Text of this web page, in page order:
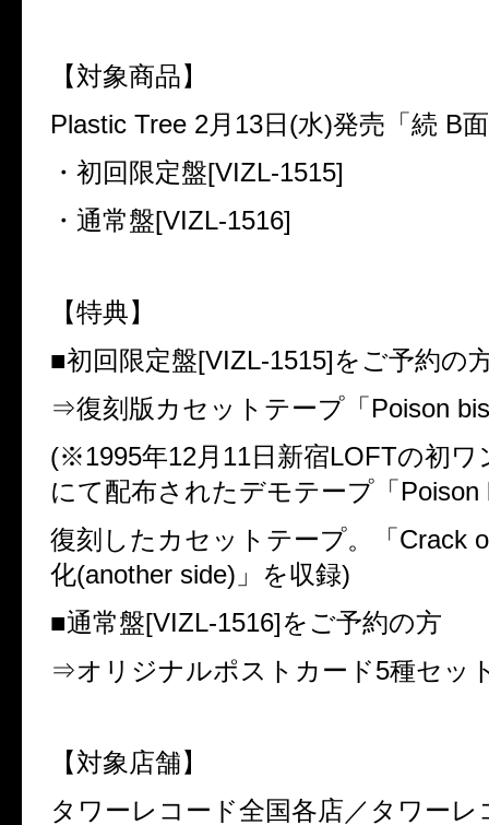
【対象商品】
Plastic Tree 2月 13日 (水)発売「続 B
・初回限定盤[VIZL-1515]
・通常盤[VIZL-1516]
【特典】
■初回限定盤[VIZL-1515]をご予約の
⇒復刻版カセットテープ「 Poison
(※1995年12月 11日新宿LOFTの初ワ
にて配布されたデモテープ「 Poison
復刻したカセットテープ。「 Crack
化(another side) 」を収録)
■通常盤[VIZL-1516]をご予約の方
⇒オリジナルポストカード5種セッ
【対象店舗】
タワーレコード全国各店／タワー